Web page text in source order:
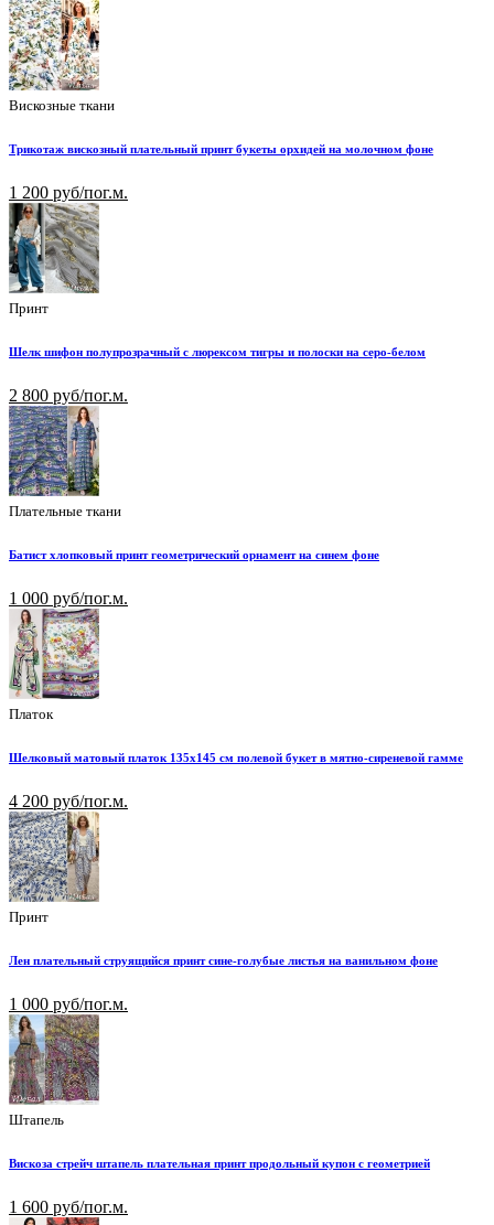
Вискозные ткани
Трикотаж вискозный плательный принт букеты орхидей на молочном фоне
1 200 руб/пог.м.
Принт
Шелк шифон полупрозрачный с люрексом тигры и полоски на серо-белом
2 800 руб/пог.м.
Плательные ткани
Батист хлопковый принт геометрический орнамент на синем фоне
1 000 руб/пог.м.
Платок
Шелковый матовый платок 135х145 см полевой букет в мятно-сиреневой гамме
4 200 руб/пог.м.
Принт
Лен плательный струящийся принт сине-голубые листья на ванильном фоне
1 000 руб/пог.м.
Штапель
Вискоза стрейч штапель плательная принт продольный купон с геометрией
1 600 руб/пог.м.